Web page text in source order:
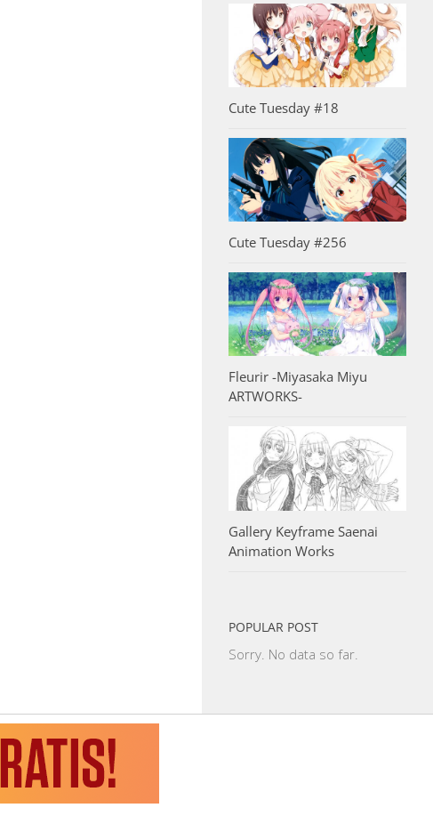
Cute Tuesday #18
Cute Tuesday #256
Fleurir -Miyasaka Miyu
ARTWORKS-
Gallery Keyframe Saenai
Animation Works
POPULAR POST
Sorry. No data so far.